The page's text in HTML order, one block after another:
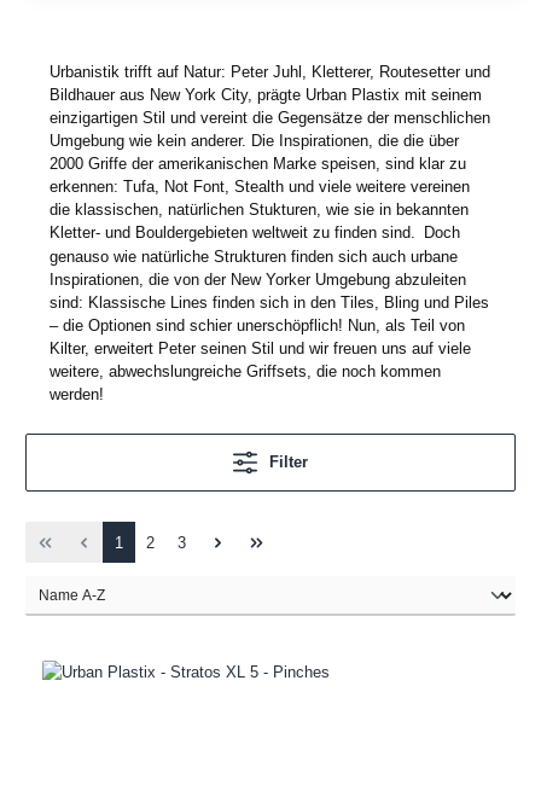
Urbanistik trifft auf Natur: Peter Juhl, Kletterer, Routesetter und
Bildhauer aus New York City, prägte Urban Plastix mit seinem
einzigartigen Stil und vereint die Gegensätze der menschlichen
Umgebung wie kein anderer. Die Inspirationen, die die über
2000 Griffe der amerikanischen Marke speisen, sind klar zu
erkennen: Tufa, Not Font, Stealth und viele weitere vereinen
die klassischen, natürlichen Stukturen, wie sie in bekannten
Kletter- und Bouldergebieten weltweit zu finden sind.
Doch
genauso wie natürliche Strukturen finden sich auch urbane
Inspirationen, die von der New Yorker Umgebung abzuleiten
sind: Klassische Lines finden sich in den Tiles, Bling und Piles
– die Optionen sind schier unerschöpflich! Nun, als Teil von
Kilter, erweitert Peter seinen Stil und wir freuen uns auf viele
weitere, abwechslungreiche Griffsets, die noch kommen
werden!
Filter
1 2 3